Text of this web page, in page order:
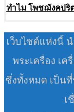
ทำไม โพชฌังคปริ
เว็บไซต์แห่งนี้
พระเครื่อง เค
ซึ่งทั้งหมด เป็น
เ